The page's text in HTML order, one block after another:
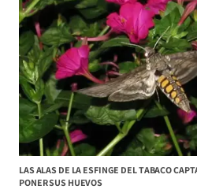
LAS ALAS DE LA ESFINGE DEL TABACO
PONER SUS HUEVOS